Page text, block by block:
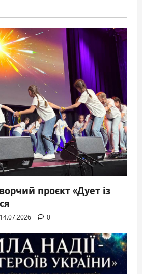
проєкт «Дует із
14.07.2026 0